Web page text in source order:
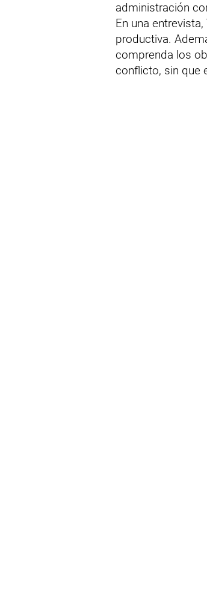
administración
En una
productiva.
comprenda los
conflicto, sin que